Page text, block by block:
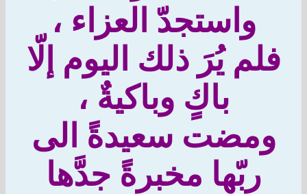
واستجدّ العزاء ،
يُرَ ذلك اليوم إلّا
باكٍ وباكيةٌ ،
ومضت سعيدةً الى
ربّها مخبرةً جدَّها